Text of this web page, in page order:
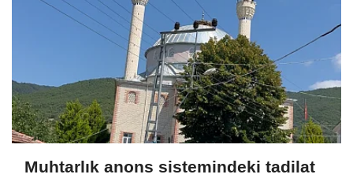
Muhtarlık anons sistemindeki tadilat